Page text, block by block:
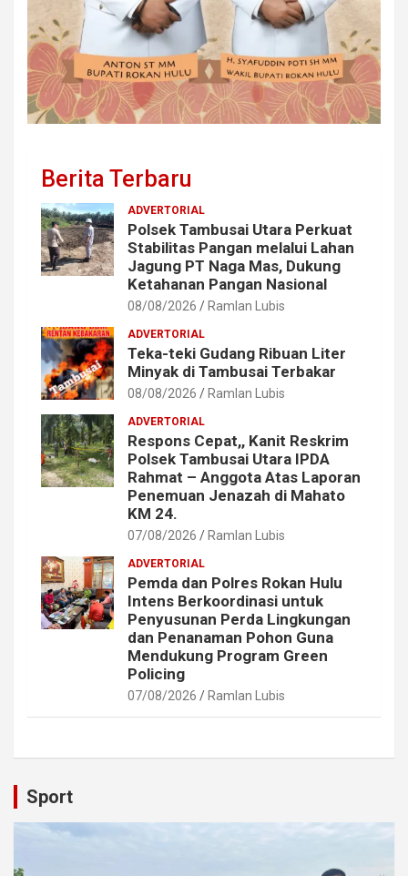
Berita Terbaru
ADVERTORIAL
Polsek Tambusai Utara Perkuat
Stabilitas Pangan melalui Lahan
Jagung PT Naga Mas, Dukung
Ketahanan Pangan Nasional
08/08/2026 Ramlan Lubis
ADVERTORIAL
Teka-teki Gudang Ribuan Liter
Minyak di Tambusai Terbakar
08/08/2026 Ramlan Lubis
ADVERTORIAL
Respons Cepat,, Kanit Reskrim
Polsek Tambusai Utara IPDA
Rahmat – Anggota Atas Laporan
Penemuan Jenazah di Mahato
KM 24.
07/08/2026 Ramlan Lubis
ADVERTORIAL
Pemda dan Polres Rokan Hulu
Intens Berkoordinasi untuk
Penyusunan Perda Lingkungan
dan Penanaman Pohon Guna
Mendukung Program Green
Policing
07/08/2026 Ramlan Lubis
Sport